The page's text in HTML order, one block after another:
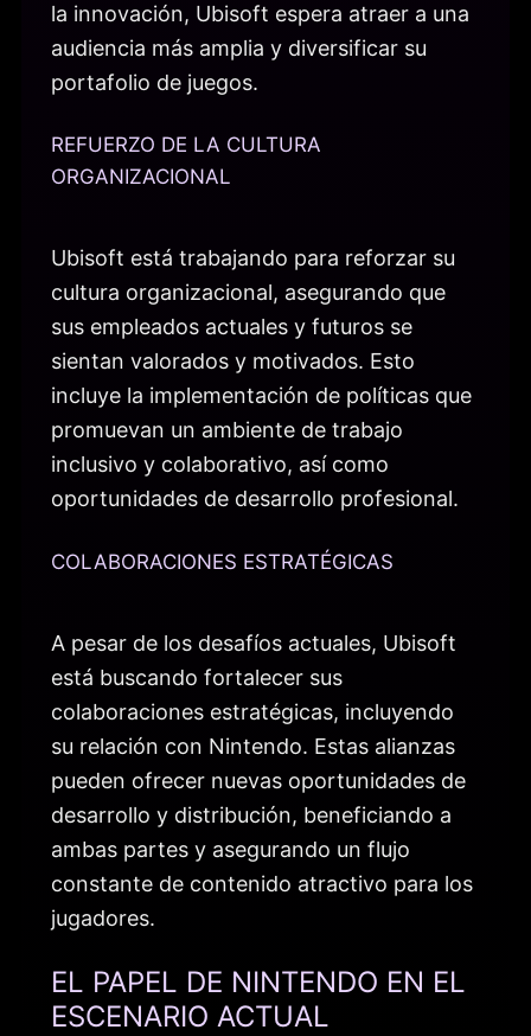
la innovación, Ubisoft espera atraer a una
audiencia más amplia y diversificar su
portafolio de juegos.
REFUERZO DE LA CULTURA
ORGANIZACIONAL
Ubisoft está trabajando para reforzar su
cultura organizacional, asegurando que
sus empleados actuales y futuros se
sientan valorados y motivados. Esto
incluye la implementación de políticas que
promuevan un ambiente de trabajo
inclusivo y colaborativo, así como
oportunidades de desarrollo profesional.
COLABORACIONES ESTRATÉGICAS
A pesar de los desafíos actuales, Ubisoft
está buscando fortalecer sus
colaboraciones estratégicas, incluyendo
su relación con Nintendo. Estas alianzas
pueden ofrecer nuevas oportunidades de
desarrollo y distribución, beneficiando a
ambas partes y asegurando un flujo
constante de contenido atractivo para los
jugadores.
EL PAPEL DE NINTENDO EN EL
ESCENARIO ACTUAL